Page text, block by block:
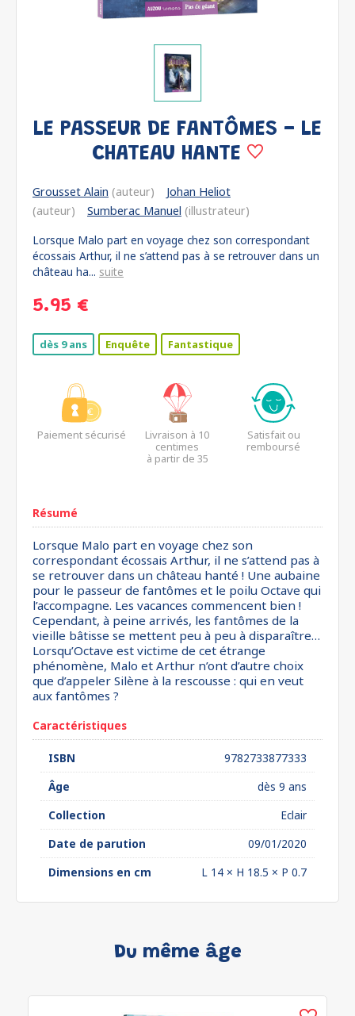
LE PASSEUR DE FANTÔMES - LE
CHATEAU HANTE
Grousset Alain (auteur)
Johan Heliot
(auteur)
Sumberac Manuel (illustrateur)
Lorsque Malo part en voyage chez son correspondant
écossais Arthur, il ne s’attend pas à se retrouver dans un
château ha... suite
5.95 €
dès 9 ans Enquête Fantastique
Paiement sécurisé
Livraison à 10
centimes
à partir de 35
Satisfait ou
remboursé
Résumé
Lorsque Malo part en voyage chez son
correspondant écossais Arthur, il ne s’attend pas à
se retrouver dans un château hanté ! Une aubaine
pour le passeur de fantômes et le poilu Octave qui
l’accompagne. Les vacances commencent bien !
Cependant, à peine arrivés, les fantômes de la
vieille bâtisse se mettent peu à peu à disparaître…
Lorsqu’Octave est victime de cet étrange
phénomène, Malo et Arthur n’ont d’autre choix
que d’appeler Silène à la rescousse : qui en veut
aux fantômes ?
Caractéristiques
ISBN
9782733877333
Âge
dès 9 ans
Collection
Eclair
Date de parution
09/01/2020
Dimensions en cm
L 14 × H 18.5 × P 0.7
Du même âge